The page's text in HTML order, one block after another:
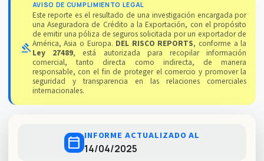
gavel
AVISO DE CUMPLIMIENTO LEGAL
Este reporte es el resultado de una investigación encargada por
una Aseguradora de Crédito a la Exportación, con el propósito
de emitir una póliza de seguros solicitada por un exportador de
América, Asia o Europa. DEL RISCO REPORTS, conforme a la
Ley 27489, está autorizada para recopilar información
comercial, tanto directa como indirecta, de manera
responsable, con el fin de proteger el comercio y promover la
seguridad y transparencia en las relaciones comerciales
internacionales.
calendar_today INFORME ACTUALIZADO AL
14/04/2025